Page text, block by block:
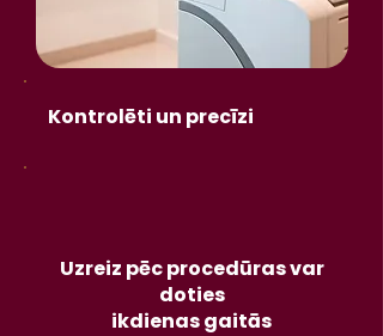
Kontrolēti un precīzi
Uzreiz pēc procedūras var
doties
ikdienas gaitās